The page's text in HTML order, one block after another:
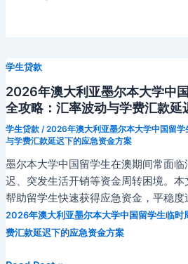
学生贷款
2026年澳大利亚墨尔本大学中
全攻略：汇率波动与学费汇款延
学生贷款/2026年澳大利亚墨尔本大学中国留
与学费汇款延迟下的应急资金方案
墨尔本大学中国留学生在澳期间常面
迟、突发生活开销等资金周转困境。
帮助留学生快速获得应急资金，平稳度
2026年澳大利亚墨尔本大学中国留学生临时
费汇款延迟下的应急资金方案